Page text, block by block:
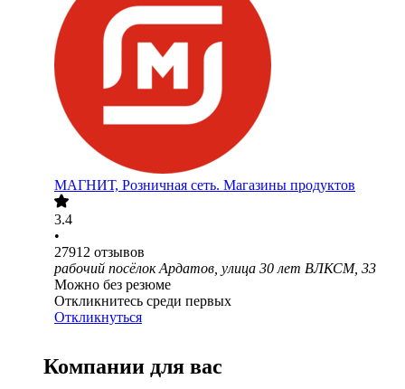
МАГНИТ, Розничная сеть. Магазины продуктов
3.4
•
27912 отзывов
рабочий посёлок Ардатов, улица 30 лет ВЛКСМ, 33
Можно без резюме
Откликнитесь среди первых
Откликнуться
Компании для вас